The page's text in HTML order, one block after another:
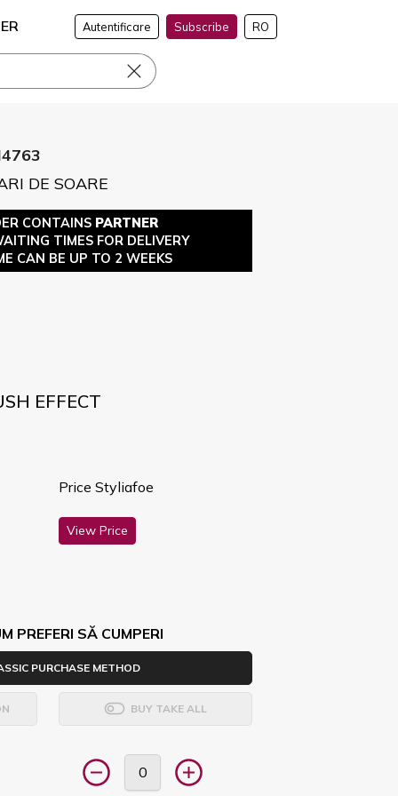
Autentificare Subscribe RO
DE SOARE
CONTAINS PARTNER
TIMES FOR DELIVERY
CAN BE UP TO 2 WEEKS
EFFECT
Price Styliafoe
View Price
PREFERI SĂ CUMPERI
PURCHASE METHOD
BUY TAKE ALL